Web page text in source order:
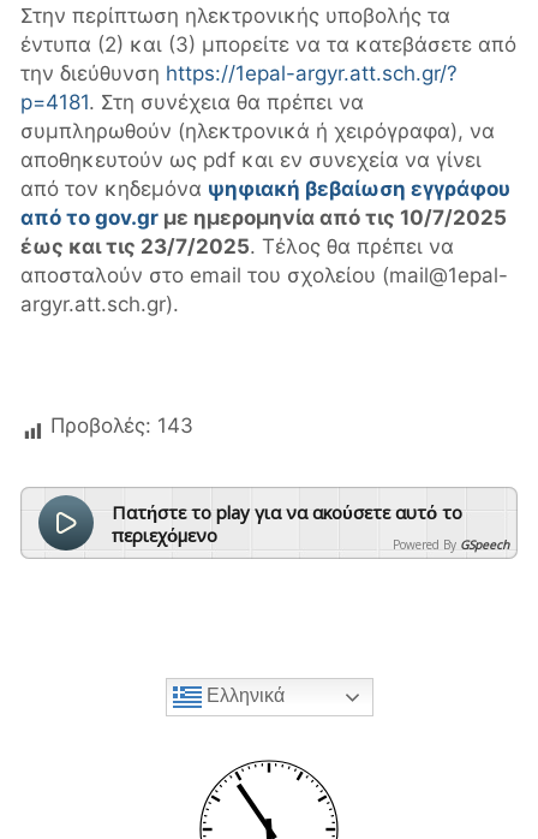
Στην περίπτωση ηλεκτρονικής υποβολής τα
έντυπα (2) και (3) μπορείτε να τα κατεβάσετε από
την διεύθυνση https://1epal-argyr.att.sch.gr/?
p=4181. Στη συνέχεια θα πρέπει να
συμπληρωθούν (ηλεκτρονικά ή χειρόγραφα), να
αποθηκευτούν ως pdf και εν συνεχεία να γίνει
από τον κηδεμόνα ψηφιακή βεβαίωση εγγράφου
από το gov.gr με ημερομηνία από τις 10/7/2025
έως και τις 23/7/2025. Τέλος θα πρέπει να
αποσταλούν στο email του σχολείου (mail@1epal-
argyr.att.sch.gr).
Προβολές: 143
Πατήστε το play για να ακούσετε αυτό το
περιεχόμενο
Powered By GSpeech
Ελληνικά